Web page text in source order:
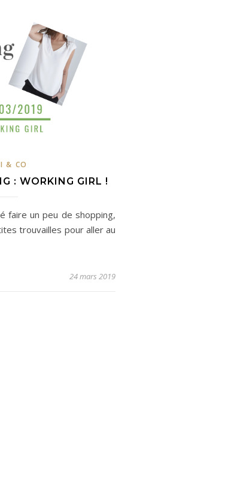
& CO
: WORKING GIRL !
faire un peu de shopping,
trouvailles pour aller au
24 mars 2019